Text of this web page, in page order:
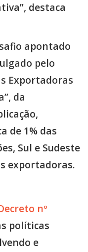
destaca
apontado
pelo
Exportadoras
da
de 1% das
Sul e Sudeste
exportadoras.
nº
políticas
e